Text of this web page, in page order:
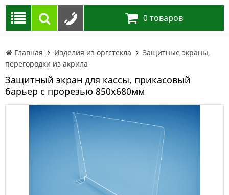
0 товаров
Главная Изделия из оргстекла
Защитные экраны,
перегородки из акрила
Защитный экран для кассы, прикасовый
барьер с прорезью 850х680мм